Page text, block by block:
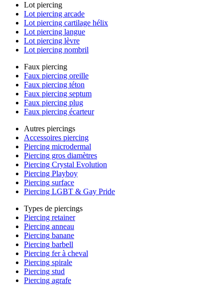
Lot piercing
Lot piercing arcade
Lot piercing cartilage hélix
Lot piercing langue
Lot piercing lèvre
Lot piercing nombril
Faux piercing
Faux piercing oreille
Faux piercing téton
Faux piercing septum
Faux piercing plug
Faux piercing écarteur
Autres piercings
Accessoires piercing
Piercing microdermal
Piercing gros diamètres
Piercing Crystal Evolution
Piercing Playboy
Piercing surface
Piercing LGBT & Gay Pride
Types de piercings
Piercing retainer
Piercing anneau
Piercing banane
Piercing barbell
Piercing fer à cheval
Piercing spirale
Piercing stud
Piercing agrafe